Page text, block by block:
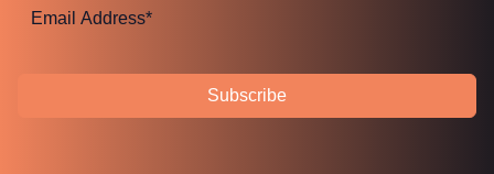
Subscribe